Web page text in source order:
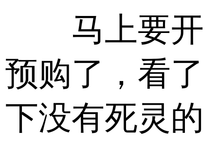
马上要开
预购了，看了
下没有死灵的